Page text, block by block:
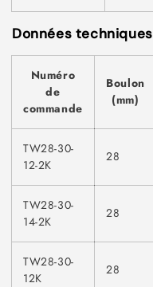
Données techniques
Numéro
de
commande
Boulon
(mm)
TW28-30-
12-2K
28
TW28-30-
14-2K
28
TW28-30-
12K
28